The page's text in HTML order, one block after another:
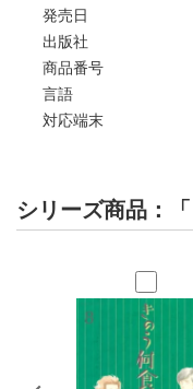
発売日
出版社
商品番号
言語
対応端末
シリーズ商品：「